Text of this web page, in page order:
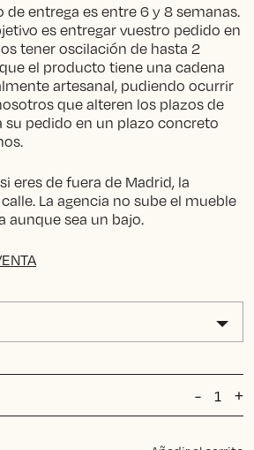
entrega es entre 6 y 8 semanas.
es entregar vuestro pedido en
tener oscilación de hasta 2
el producto tiene una cadena
artesanal, pudiendo ocurrir
que alteren los plazos de
su pedido en un plazo concreto
eres de fuera de Madrid, la
La agencia no sube el mueble
aunque sea un bajo.
-
CAMITA
NATY
+